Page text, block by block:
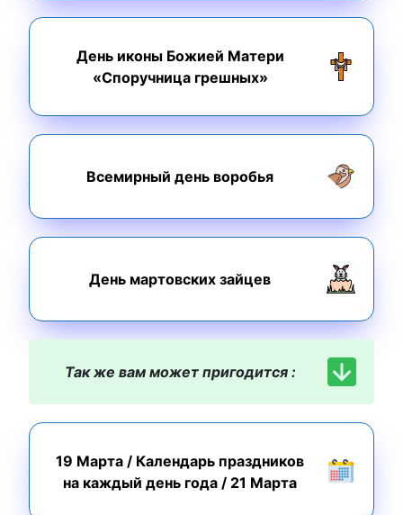
День иконы Божией Матери
«Споручница грешных»
Всемирный день воробья
День мартовских зайцев
Так же вам может пригодится :
19 Марта / Календарь праздников
на каждый день года / 21 Марта